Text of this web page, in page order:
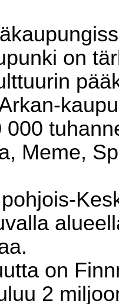
on
000
Meme,
on
2